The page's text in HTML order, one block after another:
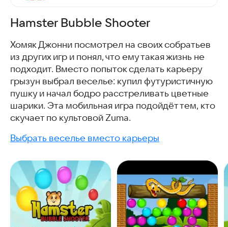
Hamster Bubble Shooter
Хомяк Джонни посмотрел на своих собратьев
из других игр и понял, что ему такая жизнь не
подходит. Вместо попыток сделать карьеру
грызун выбрал веселье: купил футуристичную
пушку и начал бодро расстреливать цветные
шарики. Эта мобильная игра подойдёт тем, кто
скучает по культовой Zuma.
Выбрать веселье вместо карьеры